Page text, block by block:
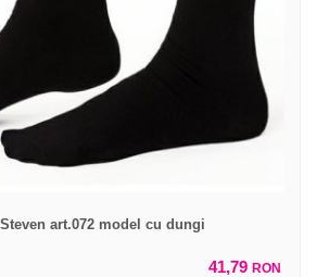
art.072 model cu dungi
41,79 RON